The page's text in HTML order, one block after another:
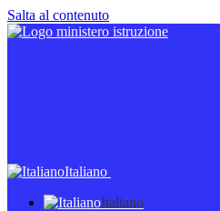
Salta al contenuto
Italiano
Italiano